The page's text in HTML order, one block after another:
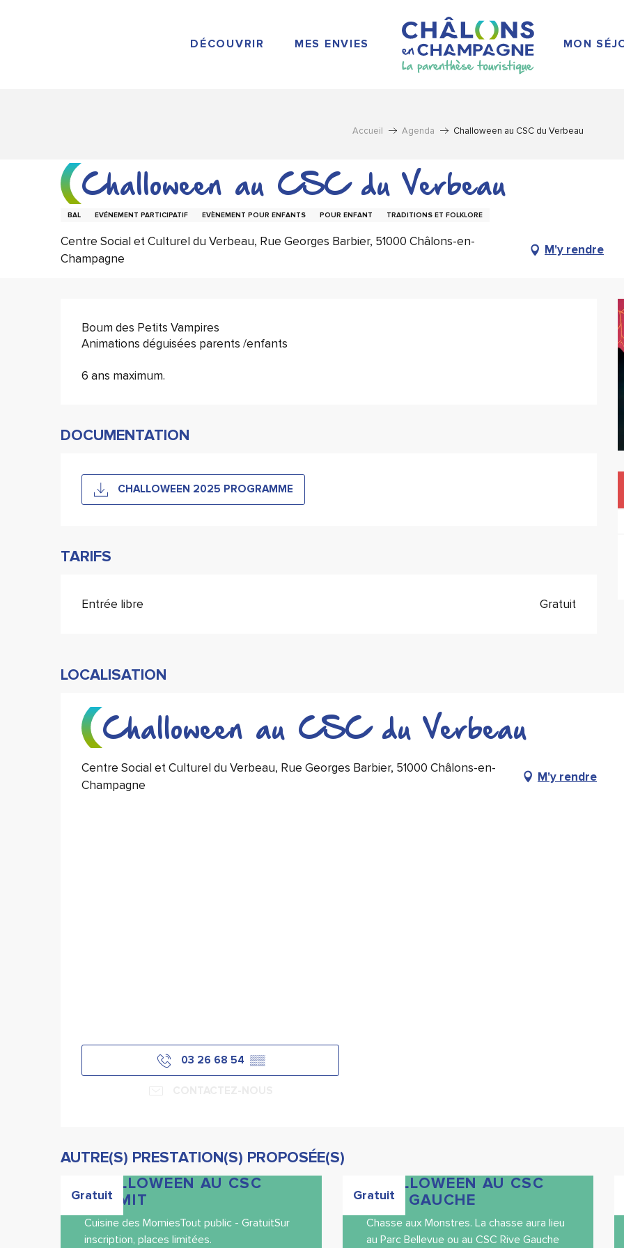
DÉCOUVRIR MES ENVIES MON
Accueil Agenda Challoween au CSC du Verbeau
Challoween au CSC du Verbeau
BAL EVÉNEMENT PARTICIPATIF EVÈNEMENT POUR ENFANTS POUR ENFANT TRADITIONS ET FOLKLORE
Centre Social et Culturel du Verbeau, Rue Georges Barbier, 51000 Châlons-en-
Champagne
M'y rendre
Boum des Petits Vampires
Animations déguisées parents /enfants
6 ans maximum.
DOCUMENTATION
CHALLOWEEN 2025 PROGRAMME
TARIFS
Entrée libre Gratuit
LOCALISATION
Challoween au CSC du Verbeau
Centre Social et Culturel du Verbeau, Rue Georges Barbier, 51000 Châlons-en-
Champagne
M'y rendre
03 26 68 54 ▒▒
AUTRE(S) PRESTATION(S) PROPOSÉE(S)
Gratuit
CHALLOWEEN AU CSC
SCHMIT
Cuisine des MomiesTout public - GratuitSur
inscription, places limitées.
Gratuit
CHALLOWEEN AU CSC
RIVE GAUCHE
Chasse aux Monstres. La chasse aura lieu
au Parc Bellevue ou au CSC Rive Gauche